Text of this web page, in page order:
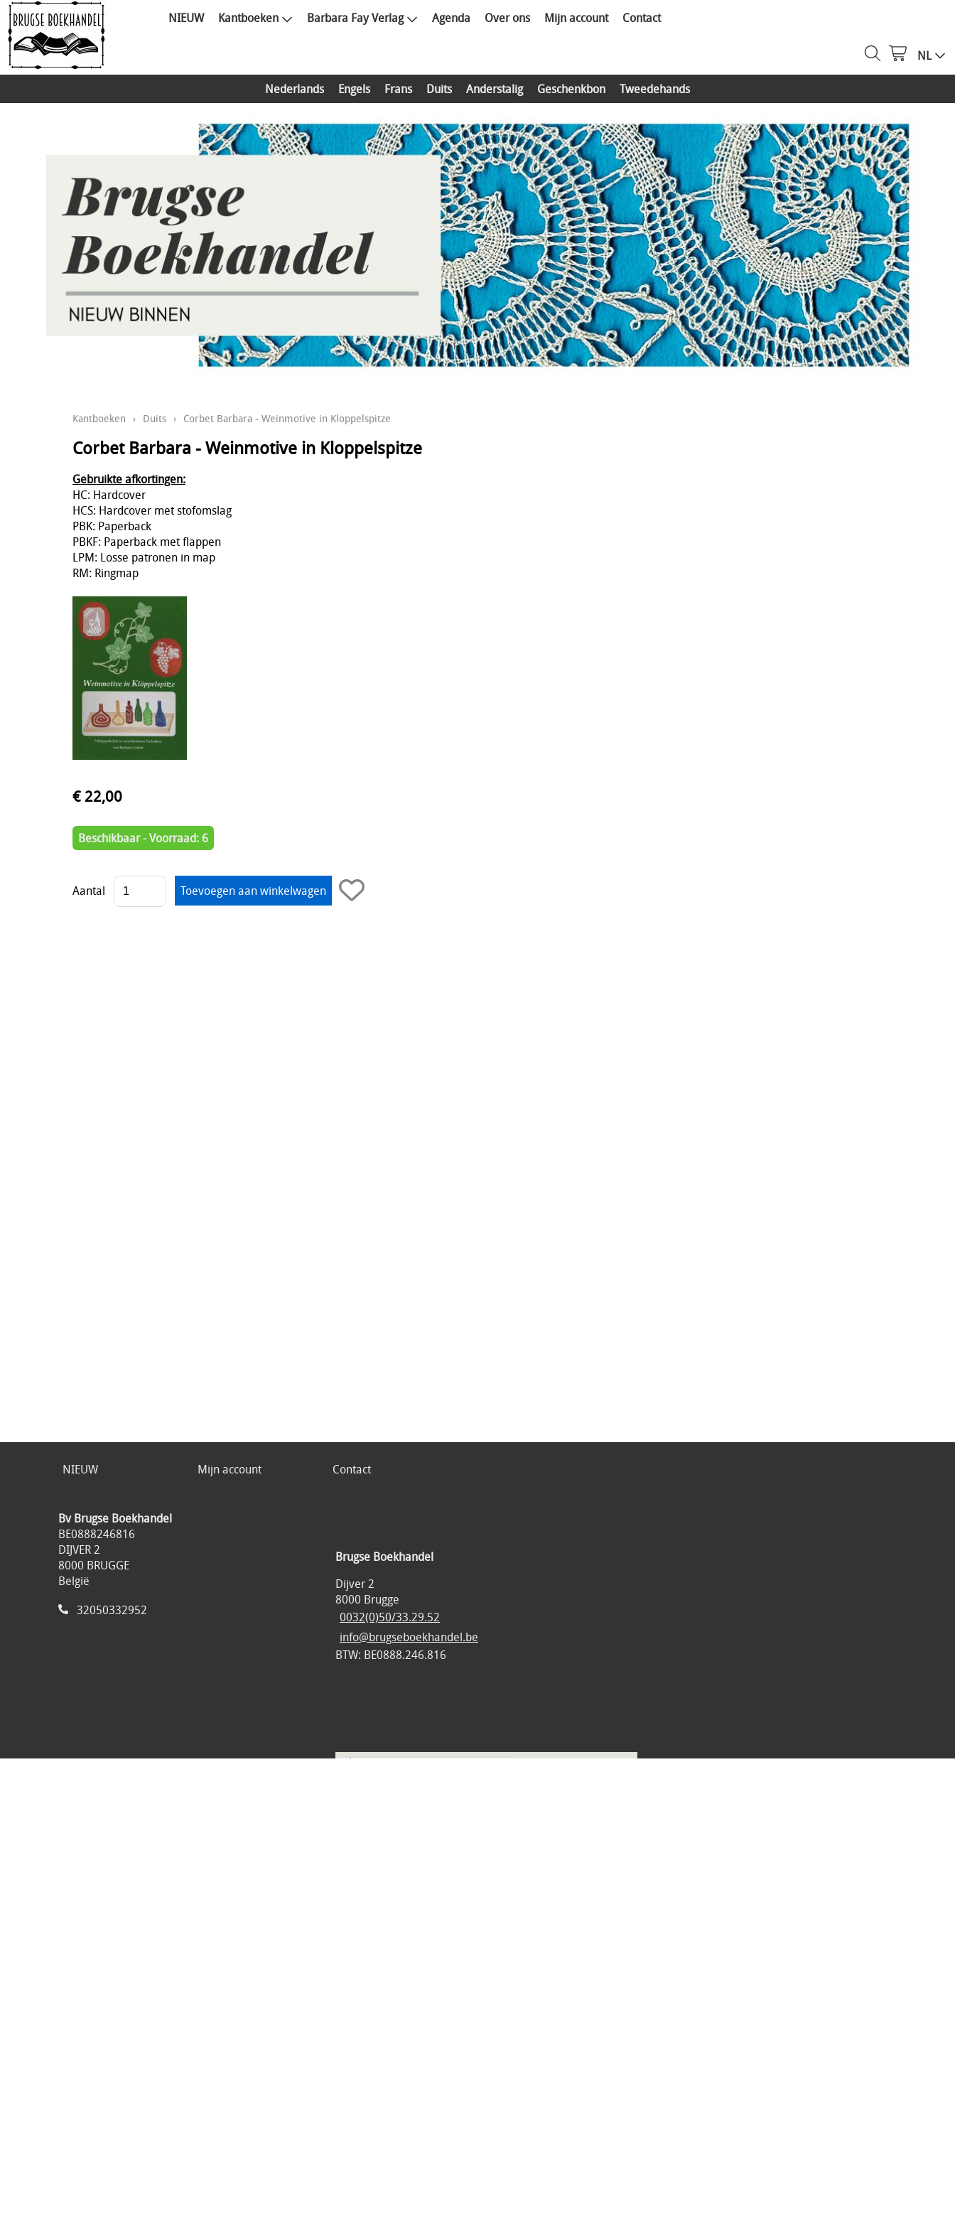
NIEUW Kantboeken Barbara Fay Verlag Agenda Over ons Mijn account Contact
NL
Nederlands Engels Frans Duits Anderstalig Geschenkbon Tweedehands
Kantboeken › Duits › Corbet Barbara - Weinmotive in Kloppelspitze
Corbet Barbara - Weinmotive in Kloppelspitze
Gebruikte afkortingen:
HC: Hardcover
HCS: Hardcover met stofomslag
PBK: Paperback
PBKF: Paperback met flappen
LPM: Losse patronen in map
RM: Ringmap
€ 22,00
Beschikbaar - Voorraad: 6
Aantal
NIEUW Mijn account Contact
Bv Brugse Boekhandel
BE0888246816
DIJVER 2
8000 BRUGGE
België
32050332952
Brugse Boekhandel
Dijver 2
8000 Brugge
0032(0)50/33.29.52
info@brugseboekhandel.be
BTW: BE0888.246.816